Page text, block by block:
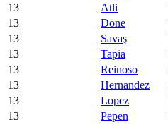
13
Atli
13
Döne
13
Savaş
13
Tapia
13
Reinoso
13
Hernandez
13
Lopez
13
Pepen